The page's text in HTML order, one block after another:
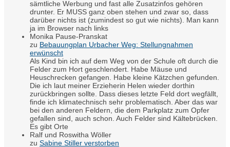
sämtliche Werbung und fast alle Zusatzinfos gehören
drunter. Er MUSS ganz oben stehen und zwar so, dass
darüber nichts ist (zumindest so gut wie nichts). Man kann
ja im Browser nach links
Monika Pause-Pranskat
zu Bebauungplan Urbacher Weg: Stellungnahmen
erwünscht
Als Kind bin ich auf dem Weg von der Schule oft durch die
Felder zum Hort geschlendert. Habe Mäuse und
Heuschrecken gefangen. Habe kleine Kätzchen gefunden.
Die ich laut meiner Erzieherin Helen wieder dorthin
zurückbringen sollte. Dass dieses letzte Feld dort wegfällt,
finde ich klimatechnisch sehr problematisch. Aber das war
bei den anderen Feldern, die dem Parkplatz zum Opfer
gefallen sind, auch schon. Auch Felder sind Kältebrücken.
Es gibt Orte
Ralf und Roswitha Wöller
zu Sabine Stiller verstorben